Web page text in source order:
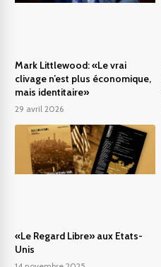
Mark Littlewood: «Le vrai
clivage n’est plus économique,
mais identitaire»
29 avril 2026
«Le Regard Libre» aux Etats-
Unis